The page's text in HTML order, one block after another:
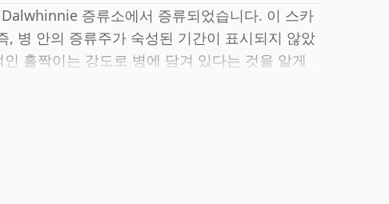
증류소에서 증류되었습니다. 이 스카
, 병 안의 증류주가 숙성된 기간이 표시되지 않았
홀짝이는 강도로 병에 담겨 있다는 것을 알게
니다.